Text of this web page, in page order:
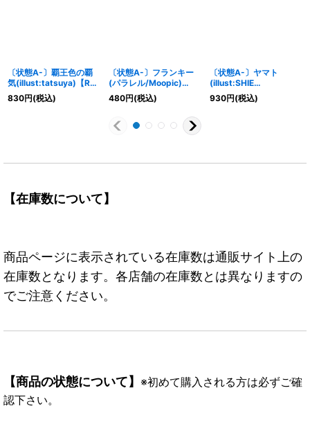
〔状態A-〕覇王色の覇
気(illust:tatsuya)【R】
{OP12-018}
830円(税込)
〔状態A-〕フランキー
(パラレル/Moopic)
【R/P】{OP10-090}
480円(税込)
〔状態A-〕ヤマト
(illust:SHIE
NANAHARA)【C】
{EB01-007}
930円(税込)
【在庫数について】
商品ページに表示されている在庫数は通販サイト上の
在庫数となります。各店舗の在庫数とは異なりますの
でご注意ください。
【商品の状態について】 ※初めて購入される方は必ずご確
認下さい。